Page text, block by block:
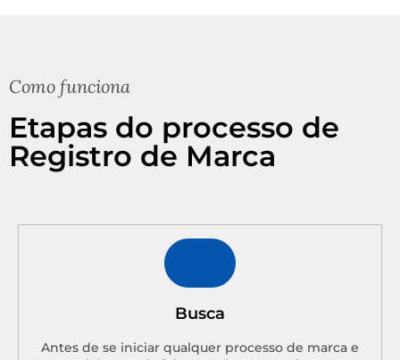
Como funciona
Etapas do processo de
Registro de Marca
Busca
Antes de se iniciar qualquer processo de marca e